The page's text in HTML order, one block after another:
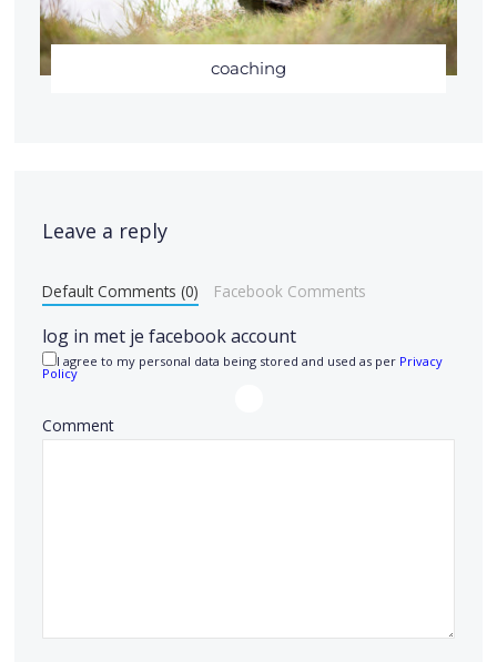
coaching
Leave a reply
Default Comments (0) Facebook Comments
log in met je facebook account
I agree to my personal data being stored and used as per Privacy
Policy
Comment